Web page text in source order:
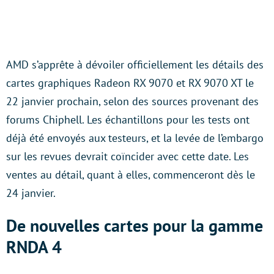
AMD s’apprête à dévoiler officiellement les détails des
cartes graphiques Radeon RX 9070 et RX 9070 XT le
22 janvier prochain, selon des sources provenant des
forums Chiphell. Les échantillons pour les tests ont
déjà été envoyés aux testeurs, et la levée de l’embargo
sur les revues devrait coïncider avec cette date. Les
ventes au détail, quant à elles, commenceront dès le
24 janvier.
De nouvelles cartes pour la gamme
RNDA 4